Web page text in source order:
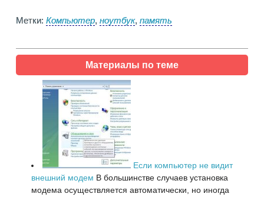
Метки: Компьютер, ноутбук, память
Материалы по теме
Если компьютер не видит
внешний модем В большинстве случаев установка
модема осуществляется автоматически, но иногда